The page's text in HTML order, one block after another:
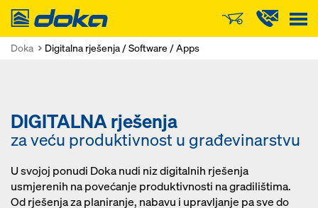
Doka
Doka Digitalna rješenja / Software / Apps
DIGITALNA rješenja
za veću produktivnost u građevinarstvu
U svojoj ponudi Doka nudi niz digitalnih rješenja
usmjerenih na povećanje produktivnosti na gradilištima.
Od rješenja za planiranje, nabavu i upravljanje pa sve do